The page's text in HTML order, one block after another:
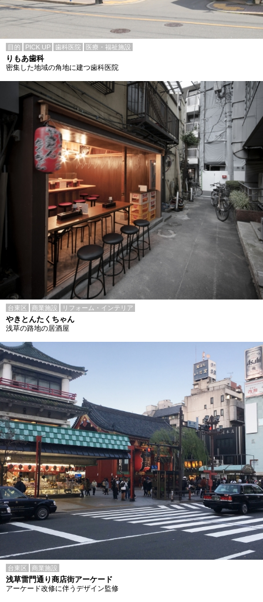
目的 PICK UP 歯科医院 医療・福祉施設
りもあ歯科
密集した地域の角地に建つ歯科医院
台東区 商業施設 リフォーム・インテリア
やきとんたくちゃん
浅草の路地の居酒屋
台東区 商業施設
浅草雷門通り商店街アーケード
アーケード改修に伴うデザイン監修